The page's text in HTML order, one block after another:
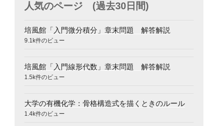
人気のページ (過去30日間)
培風館「入門微分積分」章末問題 解答解説
9.1k件のビュー
培風館「入門線形代数」章末問題 解答解説
1.5k件のビュー
大学の有機化学：骨格構造式を描くときのルール
1.4k件のビュー